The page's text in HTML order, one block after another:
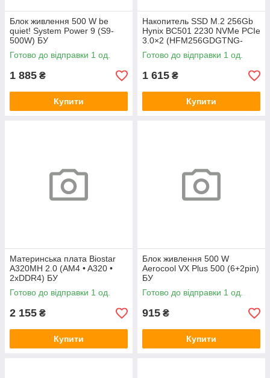
Блок живлення 500 W be
quiet! System Power 9 (S9-
500W) БУ
Готово до відправки 1 од.
1 885 ₴
Купити
Накопитель SSD M.2 256Gb
Hynix BC501 2230 NVMe PCIe
3.0×2 (HFM256GDGTNG-
83A0A) 800/1600 БУ
Готово до відправки 1 од.
1 615 ₴
Купити
Материнська плата Biostar
A320MH 2.0 (AM4 • A320 •
2xDDR4) БУ
Готово до відправки 1 од.
2 155 ₴
Купити
Блок живлення 500 W
Aerocool VX Plus 500 (6+2pin)
БУ
Готово до відправки 1 од.
915 ₴
Купити